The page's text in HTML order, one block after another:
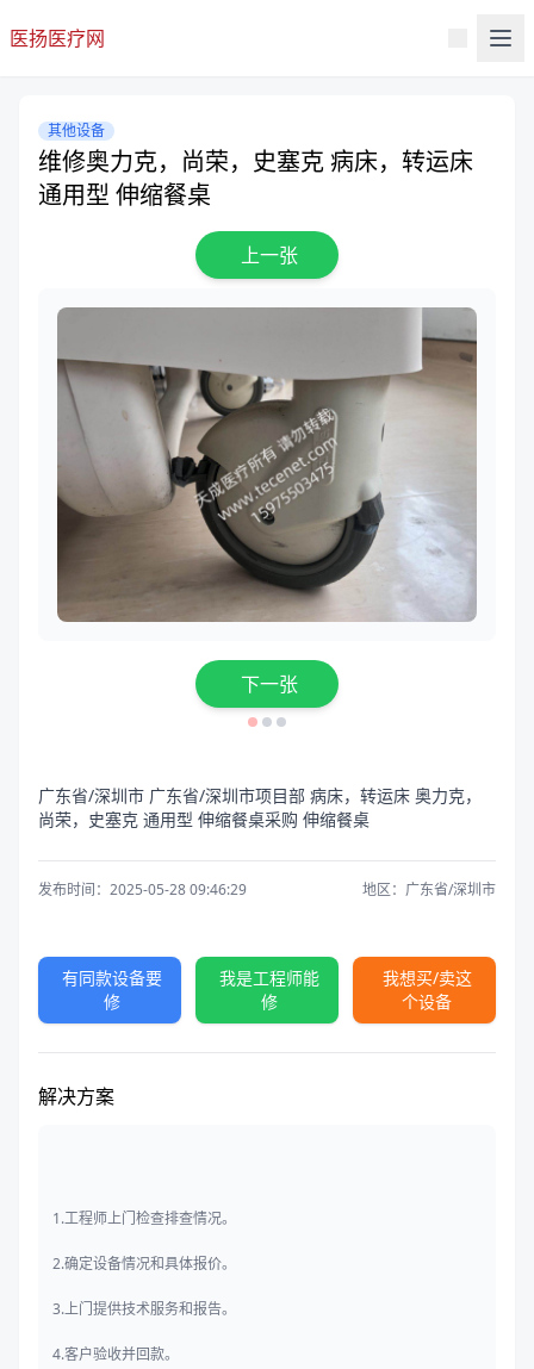
医扬医疗网
其他设备
维修奥力克，尚荣，史塞克 病床，转运床
通用型 伸缩餐桌
上一张
下一张
广东省/深圳市 广东省/深圳市项目部 病床，转运床 奥力克，
尚荣，史塞克 通用型 伸缩餐桌采购 伸缩餐桌
发布时间：2025-05-28 09:46:29 地区：广东省/深圳市
有同款设备要
修
我是工程师能
修
我想买/卖这
个设备
解决方案
1.工程师上门检查排查情况。
2.确定设备情况和具体报价。
3.上门提供技术服务和报告。
4.客户验收并回款。